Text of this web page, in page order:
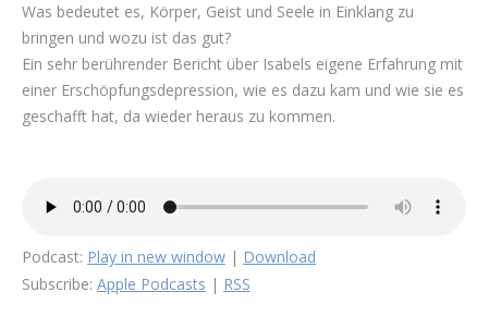
Was bedeutet es, Körper, Geist und Seele in Einklang zu
bringen und wozu ist das gut?
Ein sehr berührender Bericht über Isabels eigene Erfahrung mit
einer Erschöpfungsdepression, wie es dazu kam und wie sie es
geschafft hat, da wieder heraus zu kommen.
Podcast: Play in new window | Download
Subscribe: Apple Podcasts | RSS